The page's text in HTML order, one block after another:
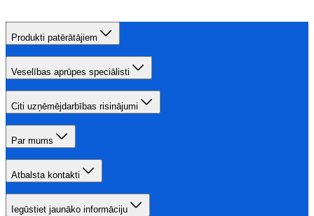
Produkti patērātājiem
Veselības aprūpes speciālisti
Citi uzņēmējdarbības risinājumi
Par mums
Atbalsta kontakti
Iegūstiet jaunāko informāciju